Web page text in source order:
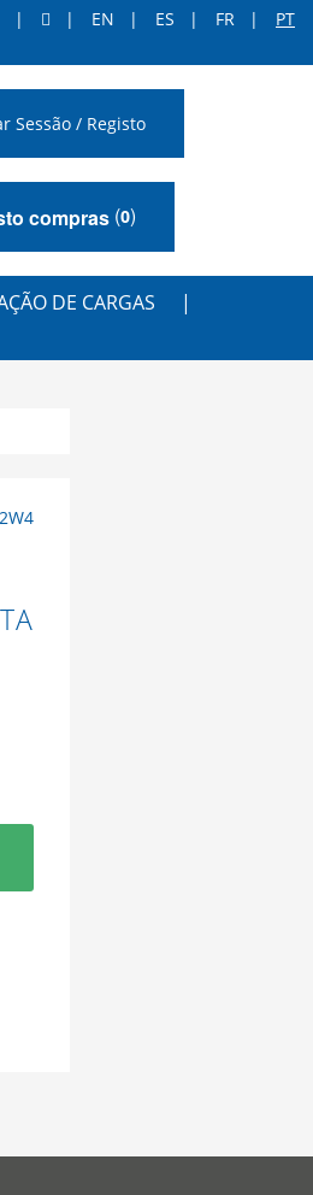
EN ES FR PT
Sessão / Registo
compras(0)
DE CARGAS